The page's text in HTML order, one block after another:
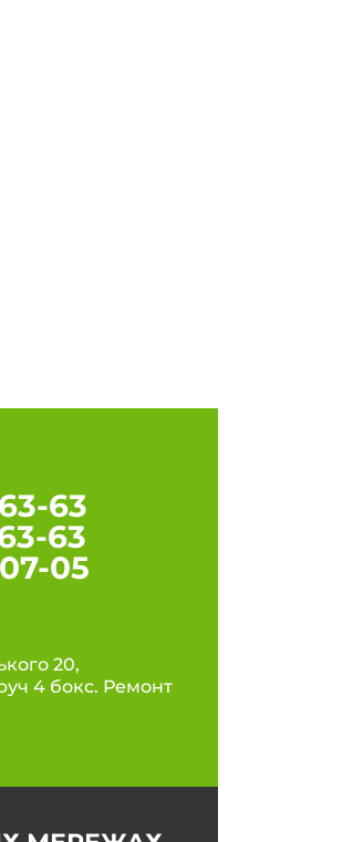
63
63
05
20,
4 бокс. Ремонт